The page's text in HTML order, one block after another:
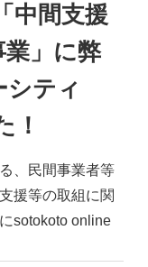
中間支援
」に弊
ティ
！
、民間事業者等
援等の取組に関
sotokoto online